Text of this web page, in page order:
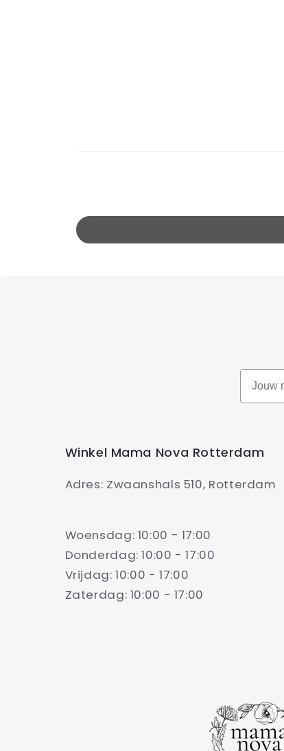
Winkel Mama Nova Rotterdam
Adres: Zwaanshals 510, Rotterdam
Woensdag: 10:00 - 17:00
Donderdag: 10:00 - 17:00
Vrijdag: 10:00 - 17:00
Zaterdag: 10:00 - 17:00